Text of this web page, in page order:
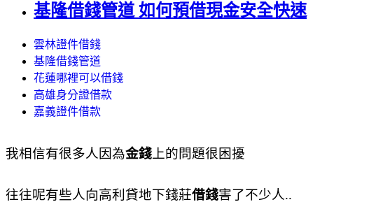
基隆借錢管道 如何預借現金安全快速
雲林證件借錢
基隆借錢管道
花蓮哪裡可以借錢
高雄身分證借款
嘉義證件借款
我相信有很多人因為金錢 上的問題很困擾
往往呢有些人向高利貸地下錢莊借錢害了不少人..